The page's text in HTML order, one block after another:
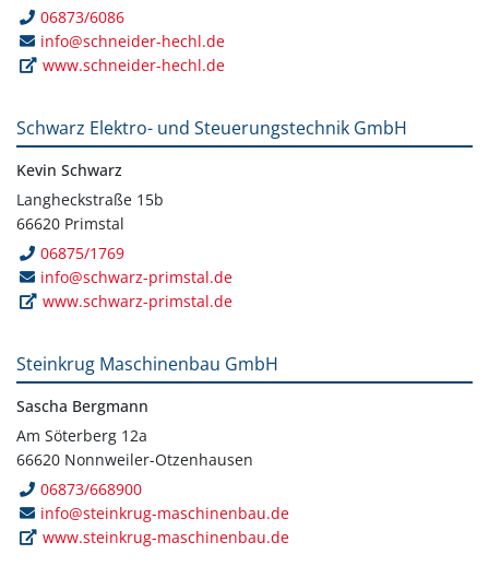
06873/6086
info@schneider-hechl.de
www.schneider-hechl.de
Schwarz Elektro- und Steuerungstechnik GmbH
Kevin Schwarz
Langheckstraße 15b
66620 Primstal
06875/1769
info@schwarz-primstal.de
www.schwarz-primstal.de
Steinkrug Maschinenbau GmbH
Sascha Bergmann
Am Söterberg 12a
66620 Nonnweiler-Otzenhausen
06873/668900
info@steinkrug-maschinenbau.de
www.steinkrug-maschinenbau.de